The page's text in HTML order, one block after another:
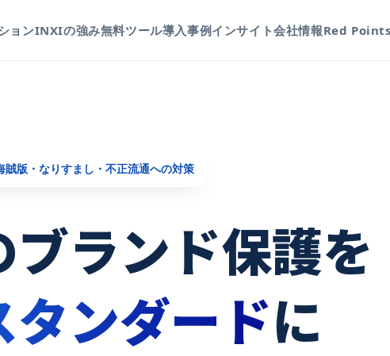
ョンINXIの強み無料ツール導入事例インサイト会社情報Red Points
賊版・なりすまし・不正流通への対策
ランド保護を
タンダードに